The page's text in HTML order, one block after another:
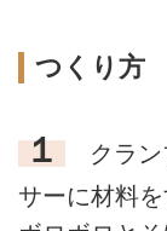
つくり方
１
クラン
サーに材料